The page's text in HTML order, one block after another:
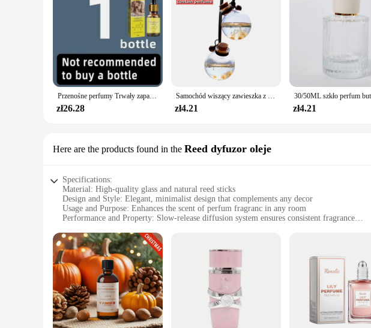
Przenośne perfumy Trwały zapach Feromonowe perfumy dla mężczyzn i kobiet Perfumy dla dorosłych Niezbędne flirtowanie seksualnie
zł26.28
Samochód wiszący zawieszka z odświeżaczem zapach odświeżacz powietrza pusta szklana butelka do dyfuzor olejków eterycznych ozdoby samochodowe
zł4.21 zł4.21
Here are the products found in the Reed dyfuzor oleje
Specifications:
Material: High-quality glass and natural reed sticks
Design and Style: Elegant, minimalist design that complements any decor
Usage and Purpose: Enhances the scent of perfum fragranc in any room
Performance and Property: Slow-release diffusion system ensures consistent fragrance
Applicable People: Ideal for anyone looking to elevate their home or office ambiance
Features:
|Wholesale|
**Elevate Your Senses**
Immerse yourself in the luxurious aroma of perfum fragranc with our elegant Reed
perfect fit for your space. The slow-release diffusion system allows the scent to
office, or event space, these diffusers are versatile enough to adapt to any setting.